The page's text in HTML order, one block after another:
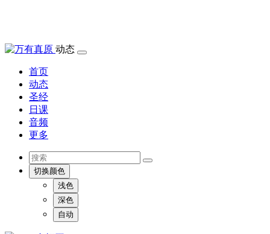
动态
首页
动态
圣经
日课
音频
更多
切换颜色
浅色
深色
自动